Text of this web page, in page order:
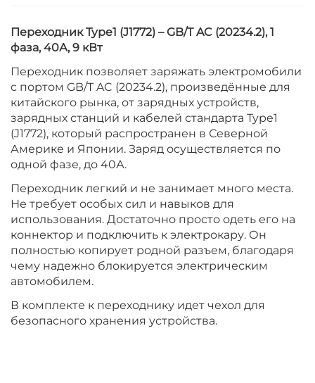
Переходник Type1 (J1772) – GB/T AC (20234.2), 1
фаза, 40А, 9 кВт
Переходник позволяет заряжать электромобили
c портом GB/T AC (20234.2), произведённые для
китайского рынка, от зарядных устройств,
зарядных станций и кабелей стандарта Type1
(J1772), который распространен в Северной
Америке и Японии. Заряд осуществляется по
одной фазе, до 40А.
Переходник легкий и не занимает много места.
Не требует особых сил и навыков для
использования. Достаточно просто одеть его на
коннектор и подключить к электрокару. Он
полностью копирует родной разъем, благодаря
чему надежно блокируется электрическим
автомобилем.
В комплекте к переходнику идет чехол для
безопасного хранения устройства.